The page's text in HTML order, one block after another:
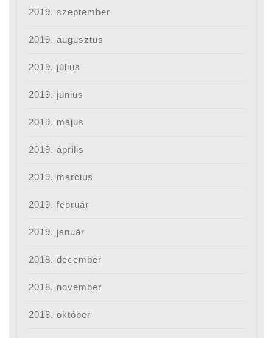
2019. szeptember
2019. augusztus
2019. július
2019. június
2019. május
2019. április
2019. március
2019. február
2019. január
2018. december
2018. november
2018. október